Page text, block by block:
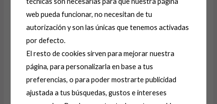
Correo electrónico
Guarda mi nombre, correo electrónico y web en
este navegador para la próxima vez que comente.
web pueda funcionar, no necesitan de tu
autorización y son las únicas que tenemos activadas
por defecto.
El resto de cookies sirven para mejorar nuestra
página, para personalizarla en base a tus
preferencias, o para poder mostrarte publicidad
ajustada a tus búsquedas, gustos e intereses